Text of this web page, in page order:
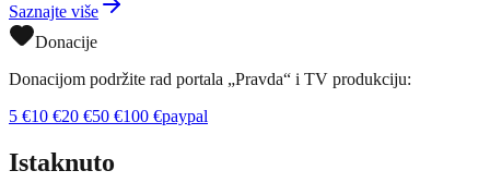
Saznajte više
Donacije
Donacijom podržite rad portala „Pravda“ i TV produkciju:
5 €10 €20 €50 €100 €paypal
Istaknuto